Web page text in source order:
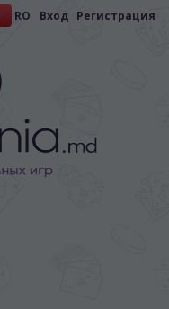
RO Вход Регистрация